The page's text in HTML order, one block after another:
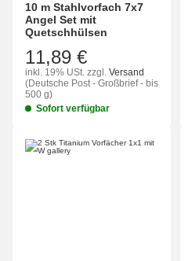
10 m Stahlvorfach 7x7
Angel Set mit
Quetschhülsen
11,89 €
inkl. 19% USt. zzgl. Versand
(Deutsche Post - Großbrief - bis
500 g)
Sofort verfügbar